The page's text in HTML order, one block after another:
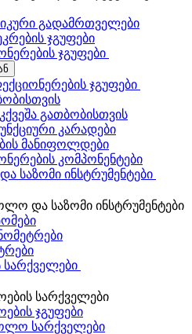
გადამრთველები
ჯგუფები
ჯგუფები
ჯგუფები
გათბობისთვის
კარადები
მანიფოლდები
კომპონენტები
საზომი ინსტრუმენტები
და საზომი ინსტრუმენტები
სარქველები
ჯგუფები
სარქველები